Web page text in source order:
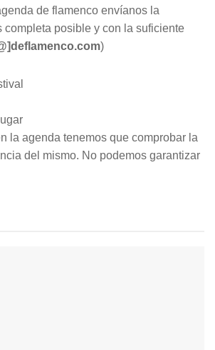
de flamenco envíanos la
completa posible y con la suficiente
)
la agenda tenemos que comprobar la
del mismo. No podemos garantizar